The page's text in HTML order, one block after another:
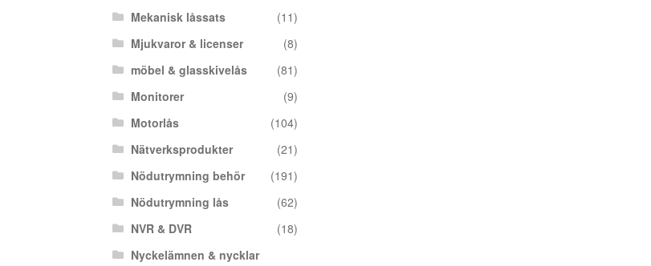
Mekanisk låssats
(11)
Mjukvaror & licenser
(8)
möbel & glasskivelås
(81)
Monitorer
(9)
Motorlås
(104)
Nätverksprodukter
(21)
Nödutrymning behör
(191)
Nödutrymning lås
(62)
NVR & DVR
(18)
Nyckelämnen & nycklar